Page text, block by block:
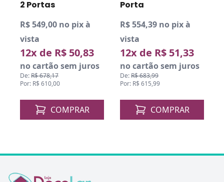
2 Portas
R$ 549,00 no pix à
vista
12x de R$ 50,83
no cartão sem juros
De:R$ 678,17
Por: R$ 610,00
COMPRAR
Porta
R$ 554,39 no pix à
vista
12x de R$ 51,33
no cartão sem juros
De:R$ 683,99
Por: R$ 615,99
COMPRAR